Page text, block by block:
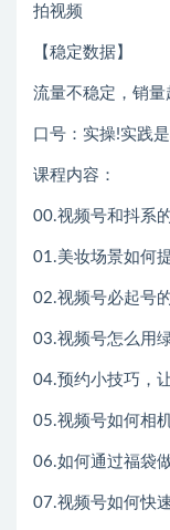
拍视频
【稳定数据】
流量不稳定，销量
口号：实操!实践
课程内容：
00.视频号和抖系
01.美妆场景如何
02.视频号必起号
03.视频号怎么用
04.预约小技巧，
05.视频号如何相
06.如何通过福袋
07.视频号如何快